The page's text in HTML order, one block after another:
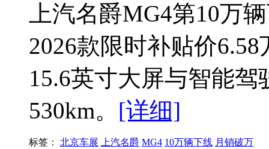
上汽名爵MG4第10万
2026款限时补贴价
15.6英寸大屏与智能
530km。 [详细]
标签： 北京车展 上汽名爵 MG4 10万辆下线 月销破万